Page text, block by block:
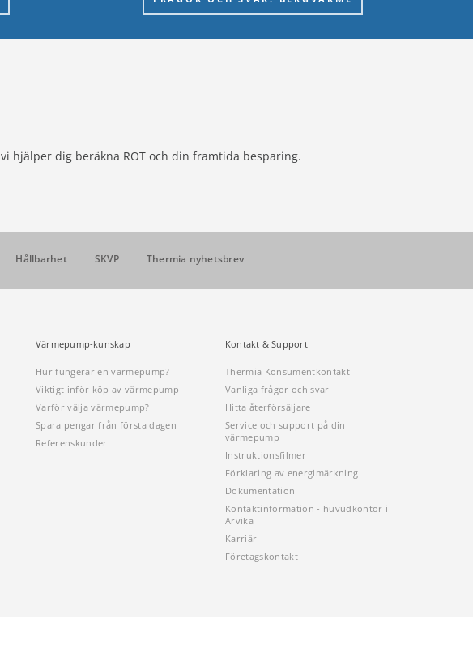
hjälper dig beräkna ROT och din framtida besparing.
Hållbarhet SKVP Thermia nyhetsbrev
Värmepump-kunskap
Hur fungerar en värmepump?
Viktigt inför köp av värmepump
Varför välja värmepump?
Spara pengar från första dagen
Referenskunder
Kontakt & Support
Thermia Konsumentkontakt
Vanliga frågor och svar
Hitta återförsäljare
Service och support på din
värmepump
Instruktionsfilmer
Förklaring av energimärkning
Dokumentation
Kontaktinformation - huvudkontor i
Arvika
Karriär
Företagskontakt